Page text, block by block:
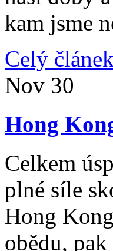
kam jsme
Celý článek
Nov 30
Hong
Celkem
plné síle
Hong
obědu,